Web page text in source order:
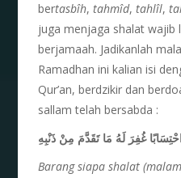
bertasbîh,tahmîd,tahlîl,
juga menjaga shalat wajib
berjamaah. Jadikanlah
Ramadhan ini kalian isi
Qur’an, berdzikir dan
sallam telah bersabda :
غُفِرَ لَهُ مَا تَقَدَّمَ مِنْ ذَنْبِهِ
Barang siapa shalat